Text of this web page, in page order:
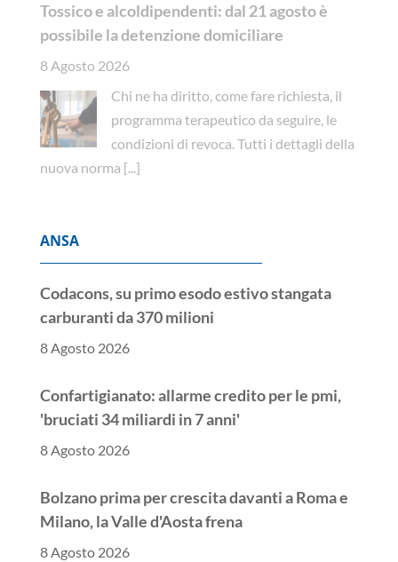
Tossico e alcoldipendenti: dal 21 agosto è
possibile la detenzione domiciliare
8 Agosto 2026
Chi ne ha diritto, come fare richiesta, il
programma terapeutico da seguire, le
condizioni di revoca. Tutti i dettagli della
nuova norma [...]
ANSA
Codacons, su primo esodo estivo stangata
carburanti da 370 milioni
8 Agosto 2026
Confartigianato: allarme credito per le pmi,
'bruciati 34 miliardi in 7 anni'
8 Agosto 2026
Bolzano prima per crescita davanti a Roma e
Milano, la Valle d'Aosta frena
8 Agosto 2026